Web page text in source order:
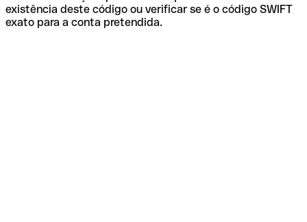
existência deste código ou verificar se é o código SWIFT
exato para a conta pretendida.